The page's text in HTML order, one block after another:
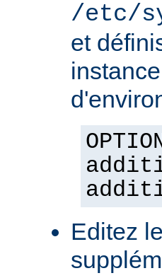
/etc/
et
Editez